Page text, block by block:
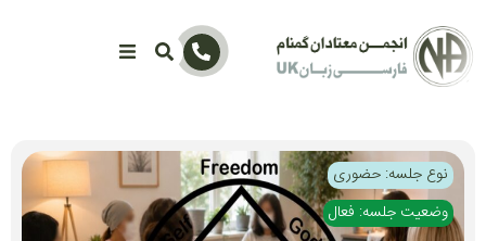
نوع جلسه: حضوری
وضعیت جلسه: فعال